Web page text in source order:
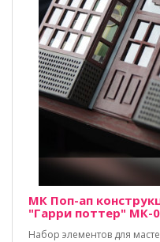
МК Поп-ап
"Гарри поттер" МК-
Набор элементов для